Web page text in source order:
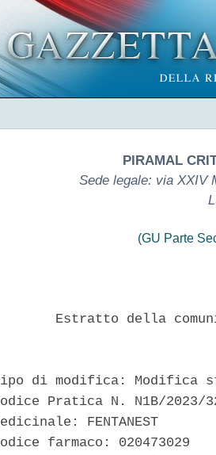
PIRAMAL
Sede legale: via XXIV
(GU Parte
Estratto della
di modifica: Modifica
Pratica N. N1B/2023/
FENTANEST
farmaco: 020473029